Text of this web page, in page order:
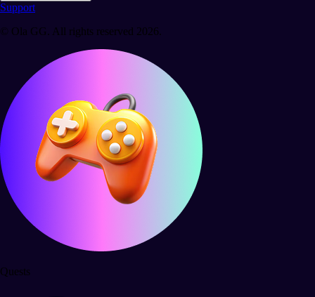
Support
© Ola GG. All rights reserved 2026.
Quests